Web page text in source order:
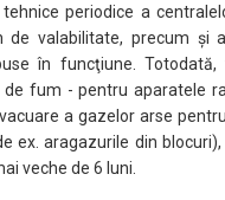
periodice a
de valabilitate, precum şi
în funcţiune. Totodată,
fum - pentru aparatele
a gazelor arse
ex. aragazurile din
veche de 6 luni.